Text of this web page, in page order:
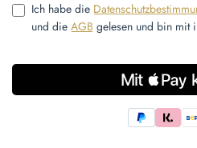
Ich habe die
und die AGB gelesen und bin mit